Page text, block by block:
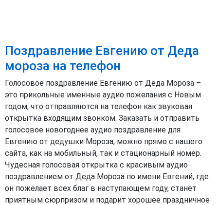
Поздравление Евгению от Деда
мороза на телефон
Голосовое поздравление Евгению от Деда Мороза –
это прикольные именные аудио пожелания с Новым
годом, что отправляются на телефон как звуковая
открытка входящим звонком. Заказать и отправить
голосовое новогоднее аудио поздравление для
Евгению от дедушки Мороза, можно прямо с нашего
сайта, как на мобильный, так и стационарный номер.
Чудесная голосовая открытка с красивым аудио
поздравлением от Деда Мороза по имени Евгений, где
он пожелает всех благ в наступающем году, станет
приятным сюрпризом и подарит хорошее праздничное